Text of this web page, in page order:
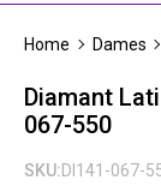
Home Dames
Diamant
067-550
SKU:DI141-067-